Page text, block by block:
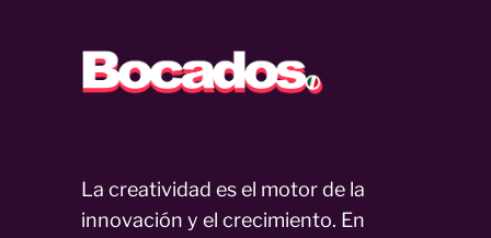
La creatividad es el motor de la
innovación y el crecimiento. En